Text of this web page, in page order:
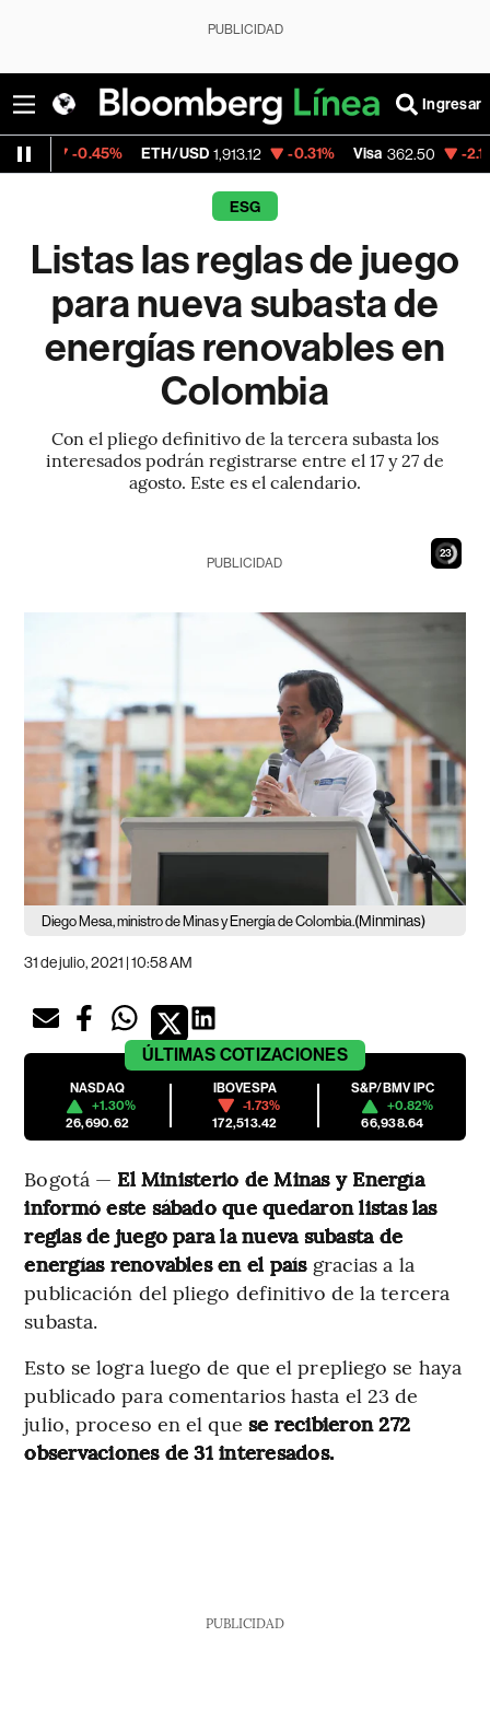
PUBLICIDAD
Ingresar
ETH/USD 1,913.12 -0.31% Visa 362.50 -2.15%
ESG
Listas las reglas de juego
para nueva subasta de
energías renovables en
Colombia
Con el pliego definitivo de la tercera subasta los
interesados podrán registrarse entre el 17 y 27 de
agosto. Este es el calendario.
22
PUBLICIDAD
Diego Mesa, ministro de Minas y Energía de Colombia.(Minminas)
31 de julio, 2021 | 10:58 AM
ÚLTIMAS COTIZACIONES
NASDAQ
+1.30%
26,690.62
IBOVESPA
-1.73%
172,513.42
S&P/BMV IPC
+0.82%
66,938.64
Bogotá — El Ministerio de Minas y Energía
informó este sábado que quedaron listas las
reglas de juego para la nueva subasta de
energías renovables en el paísgracias a la
publicación del pliego definitivo de la tercera
subasta.
Esto se logra luego de que el prepliego se haya
publicado para comentarios hasta el 23 de
julio, proceso en el que se recibieron 272
observaciones de 31 interesados.
PUBLICIDAD